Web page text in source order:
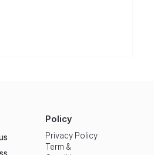
Policy
Privacy Policy
Term &